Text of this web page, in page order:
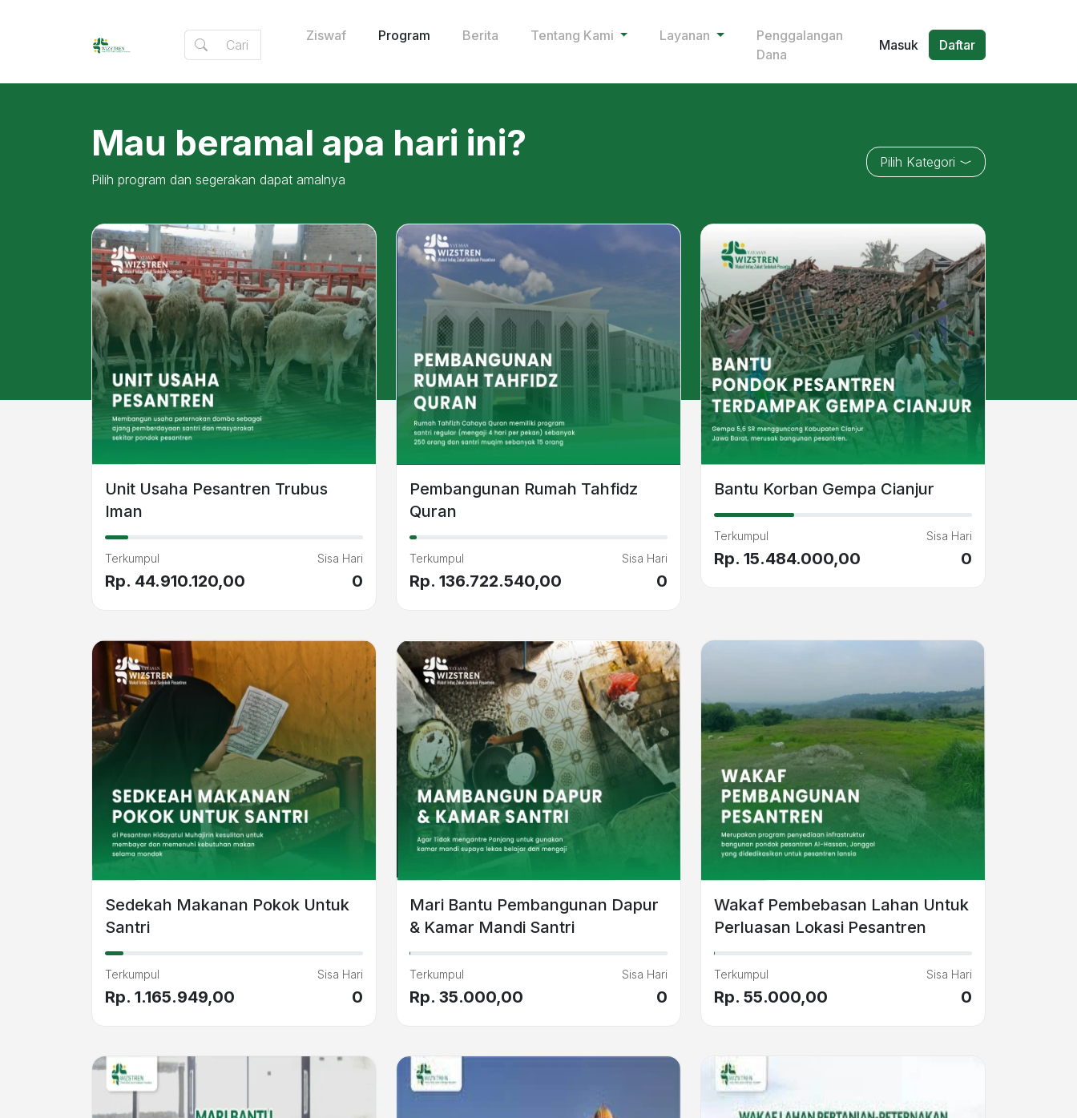
Ziswaf Program Berita Tentang Kami Layanan
Penggalangan
Dana
Masuk Daftar
Mau beramal apa hari ini?
Pilih program dan segerakan dapat amalnya
Pilih Kategori
Unit Usaha Pesantren Trubus
Iman
Terkumpul
Rp. 44.910.120,00
Sisa Hari
0
Pembangunan Rumah Tahfidz
Quran
Terkumpul
Rp. 136.722.540,00
Sisa Hari
0
Bantu Korban Gempa Cianjur
Terkumpul
Rp. 15.484.000,00
Sisa Hari
0
Sedekah Makanan Pokok Untuk
Santri
Terkumpul
Rp. 1.165.949,00
Sisa Hari
0
Mari Bantu Pembangunan Dapur
& Kamar Mandi Santri
Terkumpul
Rp. 35.000,00
Sisa Hari
0
Wakaf Pembebasan Lahan Untuk
Perluasan Lokasi Pesantren
Terkumpul
Rp. 55.000,00
Sisa Hari
0